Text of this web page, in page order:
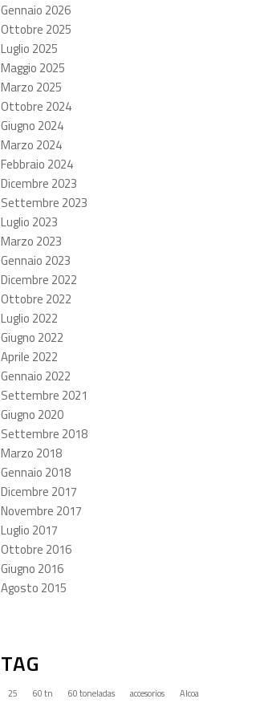
Gennaio 2026
Ottobre 2025
Luglio 2025
Maggio 2025
Marzo 2025
Ottobre 2024
Giugno 2024
Marzo 2024
Febbraio 2024
Dicembre 2023
Settembre 2023
Luglio 2023
Marzo 2023
Gennaio 2023
Dicembre 2022
Ottobre 2022
Luglio 2022
Giugno 2022
Aprile 2022
Gennaio 2022
Settembre 2021
Giugno 2020
Settembre 2018
Marzo 2018
Gennaio 2018
Dicembre 2017
Novembre 2017
Luglio 2017
Ottobre 2016
Giugno 2016
Agosto 2015
TAG
25 60 tn 60 toneladas accesorios
Alcoa